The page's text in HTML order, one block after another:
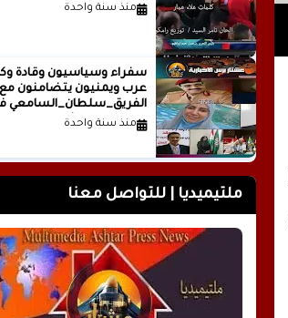
منذ سنة واحدة
سفراء وسياسيون وقادة
عرب ويمنيون يتضامنون مع
الفريق_سلطان_السامعي
وجه حملة التشويه.. تقرير
منذ سنة واحدة
ملتيميديا | للتواصل معنا